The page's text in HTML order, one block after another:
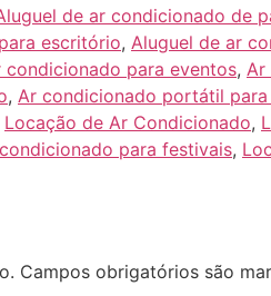
de ar condicionado de
escritório, Aluguel de ar
para eventos, Ar
, Ar condicionado portátil
Locação de Ar Condicionado,
para festivais,
Campos obrigatórios são